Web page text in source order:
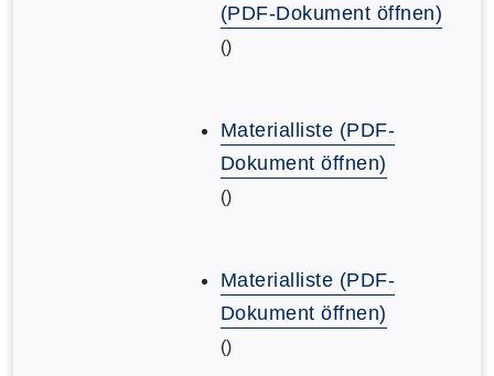
(PDF-Dokument öffnen)
()
Materialliste (PDF-
Dokument öffnen)
()
Materialliste (PDF-
Dokument öffnen)
()